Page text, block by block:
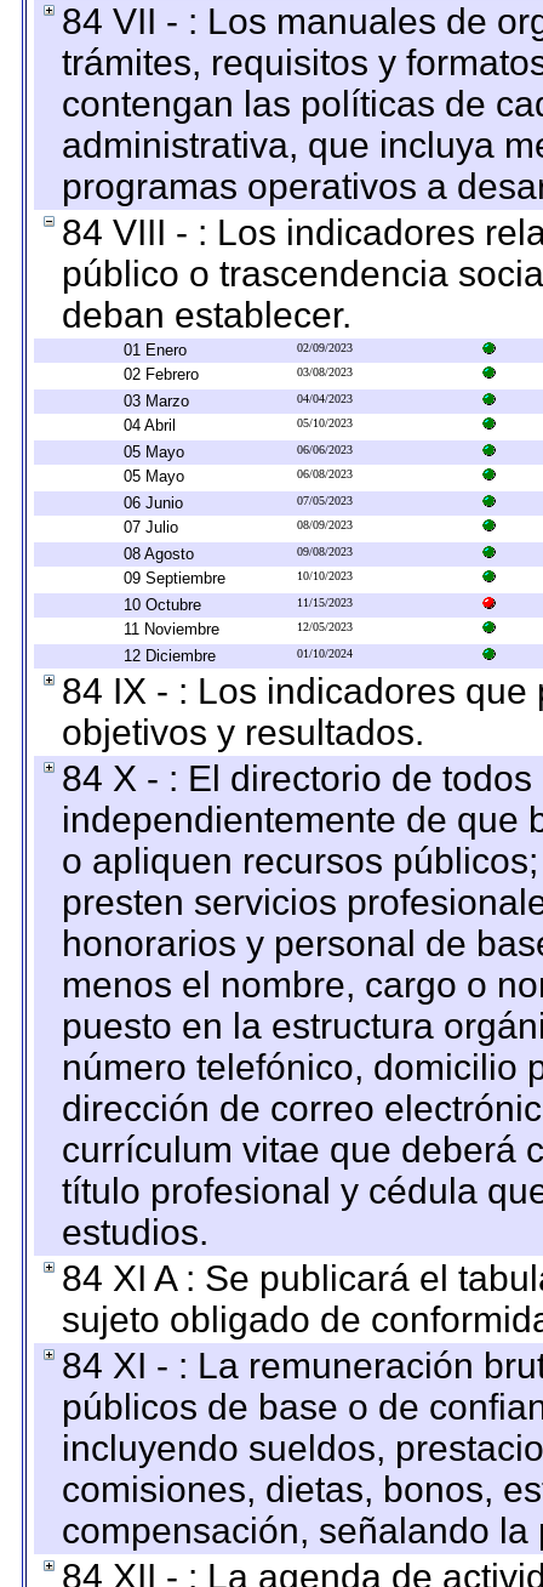
84 VII - : Los manuales de
trámites, requisitos y
contengan las políticas de
administrativa, que incluya
programas operativos a
84 VIII - : Los indicadores
público o trascendencia
deban establecer.
01 Enero 02/09/2023
02 Febrero 03/08/2023
03 Marzo 04/04/2023
04 Abril 05/10/2023
05 Mayo 06/06/2023
05 Mayo 06/08/2023
06 Junio 07/05/2023
07 Julio 08/09/2023
08 Agosto 09/08/2023
09 Septiembre 10/10/2023
10 Octubre 11/15/2023
11 Noviembre 12/05/2023
12 Diciembre 01/10/2024
84 IX - : Los indicadores
objetivos y resultados.
84 X - : El directorio de
independientemente de que
o apliquen recursos
presten servicios
honorarios y personal de
menos el nombre, cargo o
puesto en la estructura
número telefónico, domicilio
dirección de correo
currículum vitae que deberá
título profesional y cédula
estudios.
84 XI A : Se publicará el
sujeto obligado de
84 XI - : La remuneración
públicos de base o de
incluyendo sueldos,
comisiones, dietas, bonos,
compensación, señalando
84 XII - : La agenda de